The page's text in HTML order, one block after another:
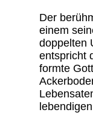
Der
einem
doppelten
entspricht
formte